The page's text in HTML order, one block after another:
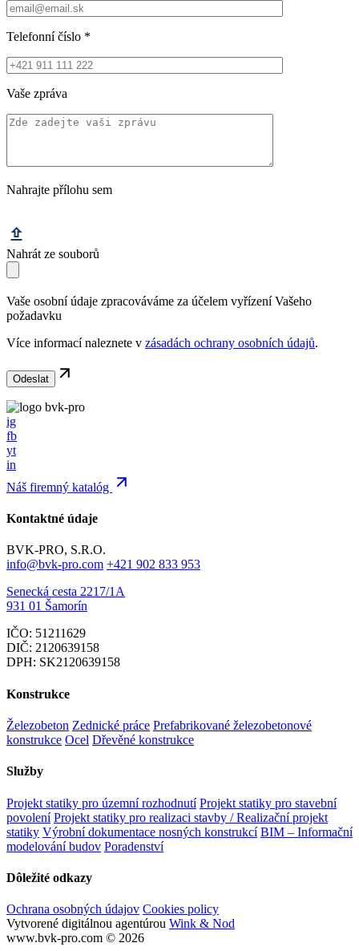
Telefonní číslo *
Vaše zpráva
Nahrajte přílohu sem
Nahrát ze souborů
Vaše osobní údaje zpracováváme za účelem vyřízení Vašeho
požadavku
Více informací naleznete v zásadách ochrany osobních údajů.
ig
fb
yt
in
Náš firemný katalóg
Kontaktné údaje
BVK-PRO, S.R.O.
info@bvk-pro.com +421 902 833 953
Senecká cesta 2217/1A
931 01 Šamorín
IČO: 51211629
DIČ: 2120639158
DPH: SK2120639158
Konstrukce
Železobeton Zednické práce Prefabrikované železobetonové
konstrukce Ocel Dřevěné konstrukce
Služby
Projekt statiky pro územní rozhodnutí Projekt statiky pro stavební
povolení Projekt statiky pro realizaci stavby / Realizační projekt
statiky Výrobní dokumentace nosných konstrukcí BIM – Informační
modelování budov Poradenství
Dôležité odkazy
Ochrana osobných údajov Cookies policy
Vytvorené digitálnou agentúrou Wink & Nod
www.bvk-pro.com © 2026